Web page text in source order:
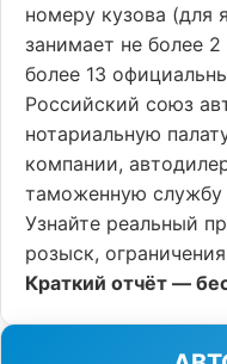
номеру кузова (для
занимает не более
более 13
Российский союз
нотариальную
компании,
таможенную службу
Узнайте реальный
розыск,
Краткий отчёт —